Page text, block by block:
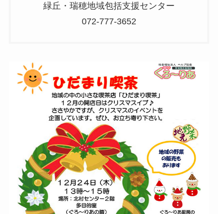
緑丘・瑞穂地域包括支援センター
072-777-3652